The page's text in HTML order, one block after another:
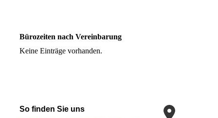
Bürozeiten nach Vereinbarung
Keine Einträge vorhanden.
So finden Sie uns